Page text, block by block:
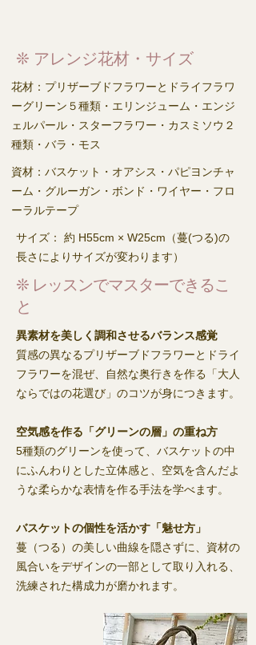
❊ アレンジ花材・サイズ
花材：プリザーブドフラワーとドライフラワ
ーグリーン５種類・エリンジューム・エンジ
ェルパール・スターフラワー・カスミソウ２
種類・バラ・モス
資材：バスケット・オアシス・パピヨンチャ
ーム・グルーガン・ボンド・ワイヤー・フロ
ーラルテープ
サイズ： 約 H55cm × W25cm（蔓(つる)の
長さによりサイズが変わります）
❊ レッスンでマスターできるこ
と
異素材を美しく調和させるバランス感覚
質感の異なるプリザーブドフラワーとドライ
フラワーを混ぜ、自然な奥行きを作る「大人
ならではの花選び」のコツが身につきます。
空気感を作る「グリーンの層」の重ね方
5種類のグリーンを使って、バスケットの中
にふんわりとした立体感と、空気を含んだよ
うな柔らかな表情を作る手法を学べます。
バスケットの個性を活かす「魅せ方」
蔓（つる）の美しい曲線を隠さずに、資材の
風合いをデザインの一部として取り入れる、
洗練された構成力が磨かれます。